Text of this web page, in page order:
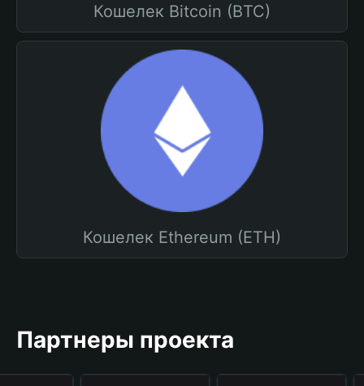
Кошелек Bitcoin (BTC)
Кошелек Ethereum (ETH)
Партнеры проекта